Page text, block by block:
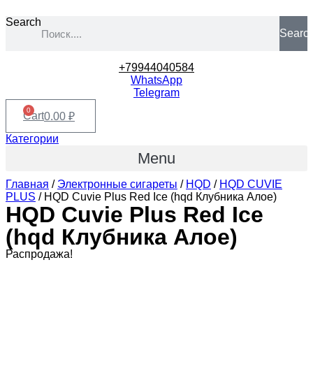
Search
+79944040584
WhatsApp
Telegram
0.00 ₽
0
Cart
Категории
Menu
Главная / Электронные сигареты / HQD / HQD CUVIE
PLUS / HQD Cuvie Plus Red Ice (hqd Клубника Алое)
HQD Cuvie Plus Red Ice
(hqd Клубника Алое)
Распродажа!